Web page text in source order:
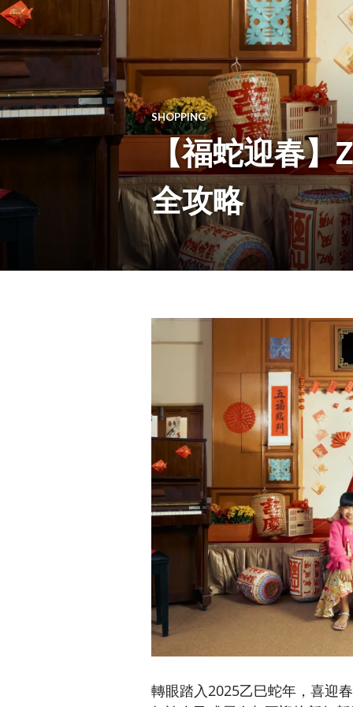
SHOPPING
【福蛇迎春】
全攻略
轉眼踏入2025乙巳蛇年，喜迎